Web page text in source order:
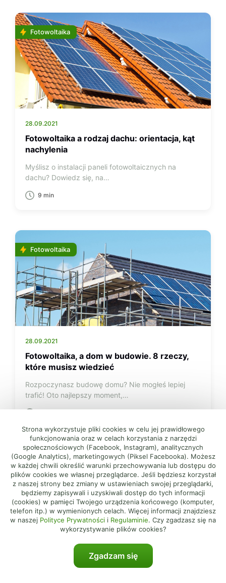
Fotowoltaika
28.09.2021
Fotowoltaika a rodzaj dachu: orientacja, kąt
nachylenia
Myślisz o instalacji paneli fotowoltaicznych na
dachu? Dowiedz się, na…
9 min
Fotowoltaika
28.09.2021
Fotowoltaika, a dom w budowie. 8 rzeczy,
które musisz wiedzieć
Rozpoczynasz budowę domu? Nie mogłeś lepiej
trafić! Oto najlepszy moment,…
Fotowoltaika
Strona wykorzystuje pliki cookies w celu jej prawidłowego
funkcjonowania oraz w celach korzystania z narzędzi
społecznościowych (Facebook, Instagram), analitycznych
(Google Analytics), marketingowych (Piksel Facebooka). Możesz
w każdej chwili określić warunki przechowywania lub dostępu do
plików cookies we własnej przeglądarce. Jeśli będziesz korzystał
z naszej strony bez zmiany w ustawieniach swojej przeglądarki,
będziemy zapisywali i uzyskiwali dostęp do tych informacji
(cookies) w pamięci Twojego urządzenia końcowego (komputer,
telefon itp.) w wymienionych celach. Więcej informacji znajdziesz
w naszej Polityce Prywatności i Regulaminie. Czy zgadzasz się na
wykorzystywanie plików cookies?
Zgadzam się